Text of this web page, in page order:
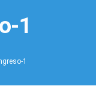
1
1